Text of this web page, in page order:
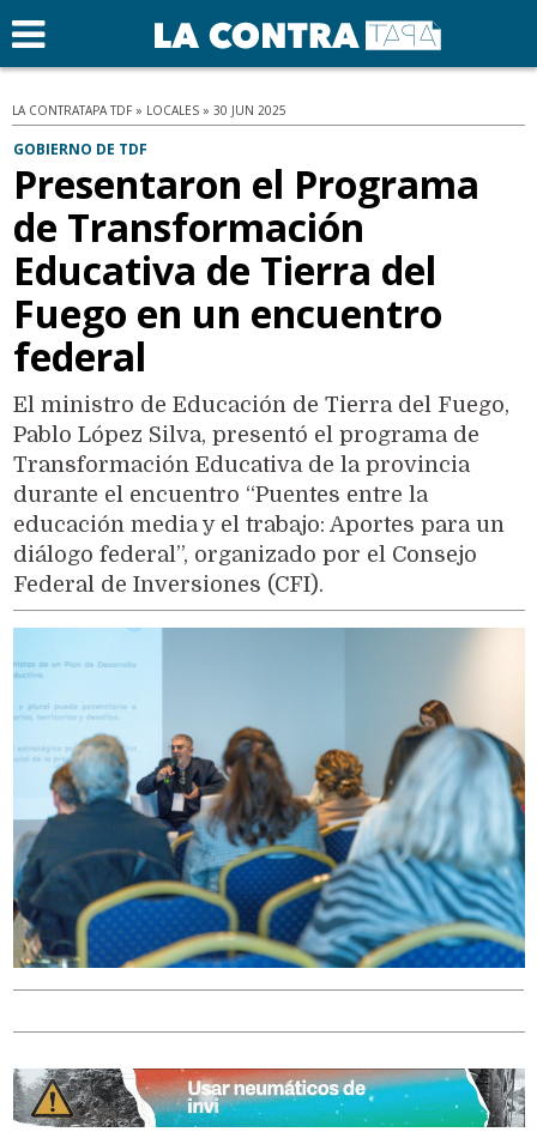
LA CONTRATAPA TDF » LOCALES » 30 JUN 2025
GOBIERNO DE TDF
Presentaron el Programa
de Transformación
Educativa de Tierra del
Fuego en un encuentro
federal
El ministro de Educación de Tierra del Fuego,
Pablo López Silva, presentó el programa de
Transformación Educativa de la provincia
durante el encuentro “Puentes entre la
educación media y el trabajo: Aportes para un
diálogo federal”, organizado por el Consejo
Federal de Inversiones (CFI).